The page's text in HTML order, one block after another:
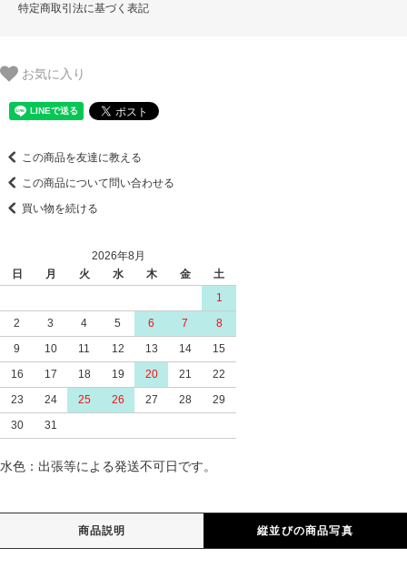
特定商取引法に基づく表記
お気に入り
この商品を友達に教える
この商品について問い合わせる
買い物を続ける
2026年8月
日
月 火 水 木 金
土
1
2
3 4 5 6 7
8
9
10 11 12 13 14
15
16
17 18 19 20 21
22
23
24 25 26 27 28
29
30
31
水色：出張等による発送不可日です。
商品説明 縦並びの商品写真